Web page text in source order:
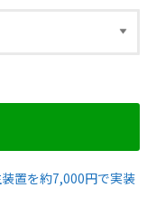
置を約7,000円で実装